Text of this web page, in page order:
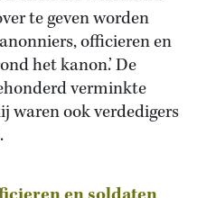
te geven worden
officieren en
het kanon.’ De
verminkte
waren ook verdedigers